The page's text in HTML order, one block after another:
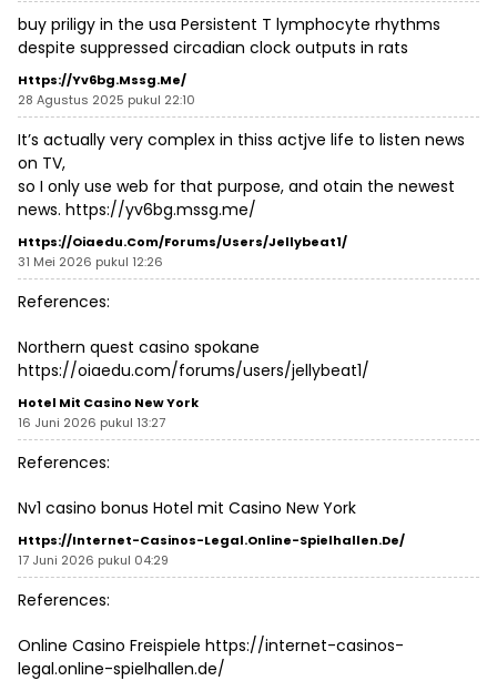
buy priligy in the usa Persistent T lymphocyte rhythms
despite suppressed circadian clock outputs in rats
Https://yv6bg.mssg.me/
28 Agustus 2025 pukul 22:10
It’s actually very complex in thiss actjve life to listen news
on TV,
so I only use web for that purpose, and otain the newest
news. https://yv6bg.mssg.me/
Https://oiaedu.com/forums/users/jellybeat1/
31 Mei 2026 pukul 12:26
References:
Northern quest casino spokane
https://oiaedu.com/forums/users/jellybeat1/
Hotel Mit Casino New York
16 Juni 2026 pukul 13:27
References:
Nv1 casino bonus Hotel mit Casino New York
Https://internet-Casinos-Legal.online-Spielhallen.de/
17 Juni 2026 pukul 04:29
References:
Online Casino Freispiele https://internet-casinos-
legal.online-spielhallen.de/